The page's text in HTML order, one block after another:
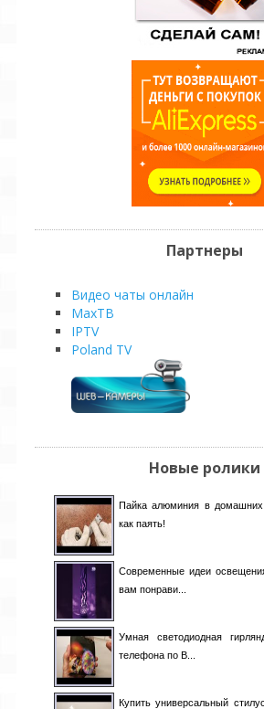
Партнеры
Видео чаты онлайн
MaxТВ
IPTV
Poland TV
Новые ролики
Пайка алюминия в
как паять!
Современные идеи
вам понрави...
Умная светодиодная
телефона по B...
Купить универсальный